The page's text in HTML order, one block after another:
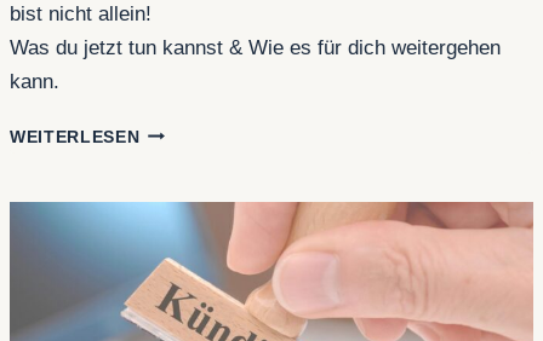
bist nicht allein!
Was du jetzt tun kannst & Wie es für dich weitergehen
kann.
WEITERLESENZWEIFEL
NICHT
ALLEIN!